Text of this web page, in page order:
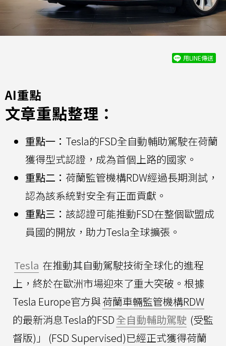
用LINE傳送
AI重點
文章重點整理：
重點一： Tesla的FSD全自動輔助駕駛在荷蘭
獲得型式認證，成為首個上路的國家。
重點二： 荷蘭監管機構RDW經過長期測試，
認為該系統對安全有正面貢獻。
重點三： 該認證可能推動FSD在整個歐盟成
員國的開放，助力Tesla全球擴張。
Tesla 在推動其自動駕駛技術全球化的進程
上，終於在歐洲市場迎來了重大突破。根據
Tesla Europe官方與荷蘭車輛監管機構RDW
的最新消息Tesla的FSD全自動輔助駕駛 (受監
督版)」 (FSD Supervised)已經正式獲得荷蘭